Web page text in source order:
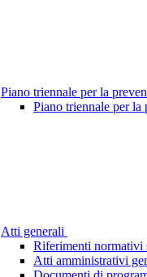
Piano triennale per la
Piano triennale per la
Atti generali
Riferimenti normativi
Atti amministrativi